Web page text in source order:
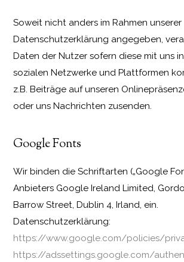
Soweit nicht anders im Rahmen unserer
Datenschutzerklärung angegeben,
Daten der Nutzer sofern diese mit uns
sozialen Netzwerke und Plattformen
z.B. Beiträge auf unseren
oder uns Nachrichten zusenden.
Google Fonts
Wir binden die Schriftarten („Google
Anbieters Google Ireland Limited,
Barrow Street, Dublin 4, Irland, ein.
Datenschutzerklärung:
https://www.google.com/policies/
https://adssettings.google.com/